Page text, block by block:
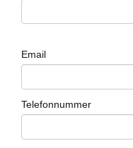
Email
Telefonnummer